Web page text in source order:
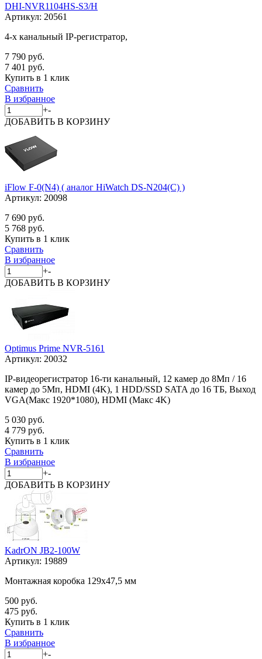
DHI-NVR1104HS-S3/H
Артикул: 20561
4-х канальный IP-регистратор,
7 790 руб.
7 401 руб.
Купить в 1 клик
Сравнить
В избранное
+-
ДОБАВИТЬ В КОРЗИНУ
iFlow F-0(N4) ( аналог HiWatch DS-N204(C) )
Артикул: 20098
7 690 руб.
5 768 руб.
Купить в 1 клик
Сравнить
В избранное
+-
ДОБАВИТЬ В КОРЗИНУ
Optimus Prime NVR-5161
Артикул: 20032
IP-видеорегистратор 16-ти канальный, 12 камер до 8Мп / 16
камер до 5Мп, HDMI (4K), 1 HDD/SSD SATA до 16 ТБ, Выход
VGA(Макс 1920*1080), HDMI (Макс 4K)
5 030 руб.
4 779 руб.
Купить в 1 клик
Сравнить
В избранное
+-
ДОБАВИТЬ В КОРЗИНУ
KadrON JB2-100W
Артикул: 19889
Монтажная коробка 129x47,5 мм
500 руб.
475 руб.
Купить в 1 клик
Сравнить
В избранное
+-